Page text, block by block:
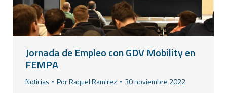
Jornada de Empleo con GDV Mobility en
FEMPA
Noticias PorRaquel Ramirez 30 noviembre 2022